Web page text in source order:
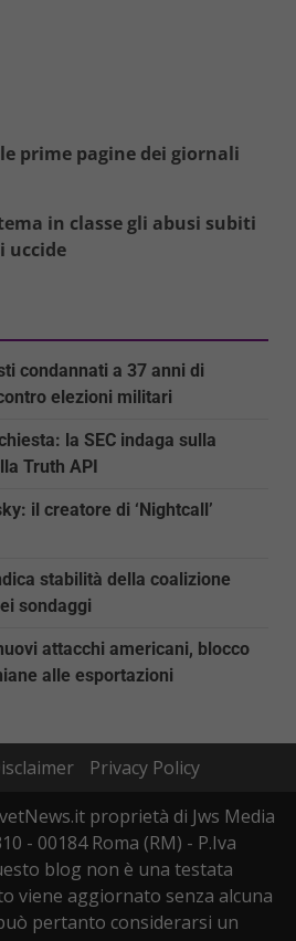
prime pagine dei giornali
in classe gli abusi subiti
uccide
condannati a 37 anni di
elezioni militari
la SEC indaga sulla
Truth API
il creatore di ‘Nightcall’
stabilità della coalizione
sondaggi
attacchi americani, blocco
alle esportazioni
Privacy Policy
proprietà di Jws Media
- 00184 Roma (RM) - P.Iva
blog non è una testata
viene aggiornato senza alcuna
pertanto considerarsi un